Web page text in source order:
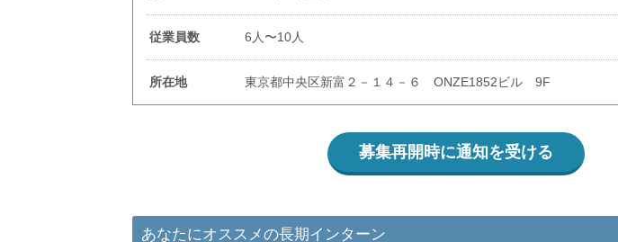
従業員数 6人〜10人
所在地 東京都中央区新富２－１４－６ ONZE1852ビル 9F
募集再開時に通知を受ける
あなたにオススメの長期インターン